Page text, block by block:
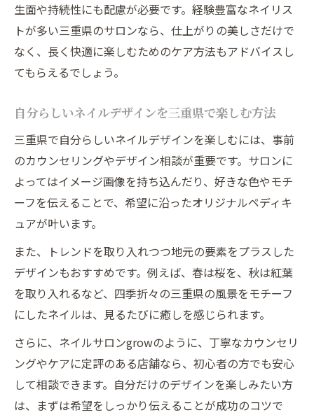
生面や持続性にも配慮が必要です。経験豊富なネイリス
トが多い三重県のサロンなら、仕上がりの美しさだけで
なく、長く快適に楽しむためのケア方法もアドバイスし
てもらえるでしょう。
自分らしいネイルデザインを三重県で楽しむ方法
三重県で自分らしいネイルデザインを楽しむには、事前
のカウンセリングやデザイン相談が重要です。サロンに
よってはイメージ画像を持ち込んだり、好きな色やモチ
ーフを伝えることで、希望に沿ったオリジナルペディキ
ュアが叶います。
また、トレンドを取り入れつつ地元の要素をプラスした
デザインもおすすめです。例えば、春は桜を、秋は紅葉
を取り入れるなど、四季折々の三重県の風景をモチーフ
にしたネイルは、見るたびに癒しを感じられます。
さらに、ネイルサロンgrowのように、丁寧なカウンセリ
ングやケアに定評のある店舗なら、初心者の方でも安心
して相談できます。自分だけのデザインを楽しみたい方
は、まずは希望をしっかり伝えることが成功のコツで